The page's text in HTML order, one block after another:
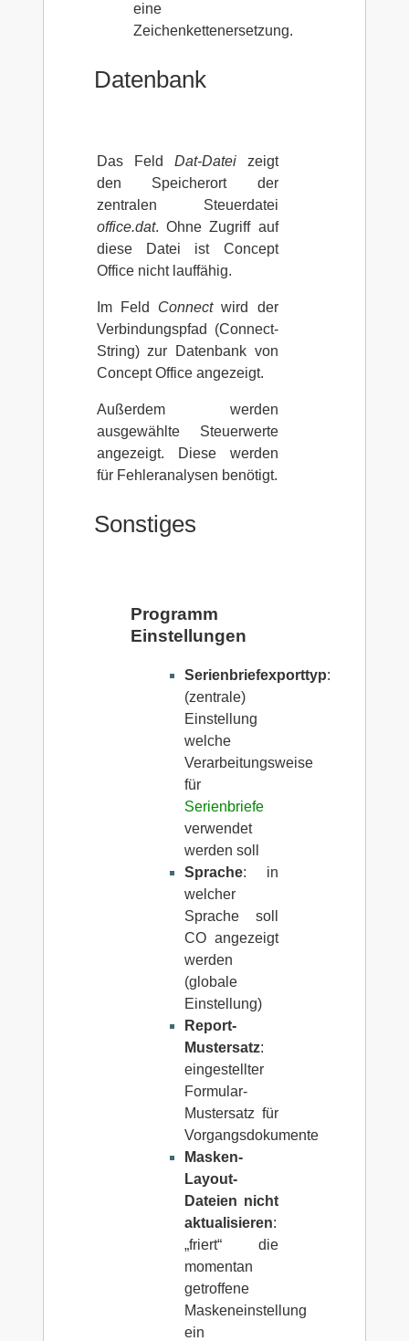
eine
Zeichenkettenersetzung.
Datenbank
Das Feld Dat-Dateizeigt
den Speicherort der
zentralen Steuerdatei
office.dat. Ohne Zugriff auf
diese Datei ist Concept
Office nicht lauffähig.
Im Feld Connectwird der
Verbindungspfad (Connect-
String) zur Datenbank von
Concept Office angezeigt.
Außerdem werden
ausgewählte Steuerwerte
angezeigt. Diese werden
für Fehleranalysen benötigt.
Sonstiges
Programm
Einstellungen
Serienbriefexporttyp:
(zentrale)
Einstellung
welche
Verarbeitungsweise
für
Serienbriefe
verwendet
werden soll
Sprache: in
welcher
Sprache soll
CO angezeigt
werden
(globale
Einstellung)
Report-
Mustersatz:
eingestellter
Formular-
Mustersatz für
Vorgangsdokumente
Masken-
Layout-
Dateien nicht
aktualisieren:
„friert“ die
momentan
getroffene
Maskeneinstellung
ein